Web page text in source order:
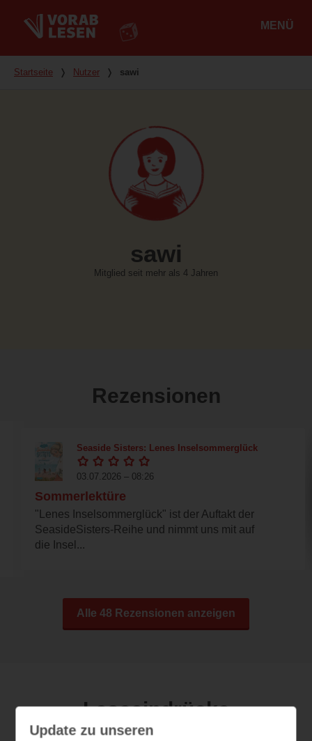
MENÜ
Du bist hier
Startseite ❭ Nutzer ❭ sawi
sawi
Mitglied seit mehr als 4 Jahren
Rezensionen
Seaside Sisters: Lenes Inselsommerglück
03.07.2026 – 08:26
Sommerlektüre
"Lenes Inselsommerglück" ist der Auftakt der
SeasideSisters-Reihe und nimmt uns mit auf
die Insel...
Alle 48 Rezensionen anzeigen
Leseeindrücke
Update zu unseren